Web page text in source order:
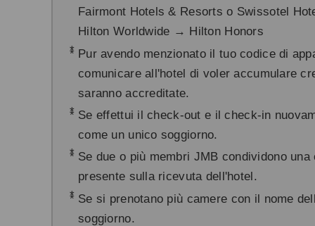
Fairmont Hotels & Resorts o Swissotel
Hilton Worldwide → Hilton Honors
* Pur avendo menzionato il tuo codice di
comunicare all'hotel di voler accumulare
saranno accreditate.
* Se effettui il check-out e il check-in
come un unico soggiorno.
* Se due o più membri JMB condividono
presente sulla ricevuta dell'hotel.
* Se si prenotano più camere con il nome
soggiorno.